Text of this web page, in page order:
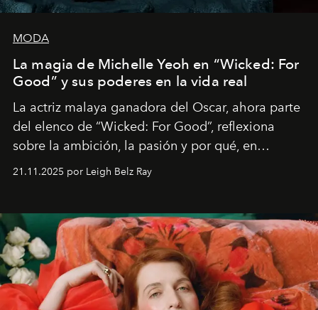
MODA
La magia de Michelle Yeoh en “Wicked: For
Good” y sus poderes en la vida real
La actriz malaya ganadora del Oscar, ahora parte
del elenco de “Wicked: For Good”, reflexiona
sobre la ambición, la pasión y por qué, en
ocasiones, la introspección puede esperar. “Es
importa si no lo entienden’”, confiesa.
21.11.2025 por Leigh Belz Ray